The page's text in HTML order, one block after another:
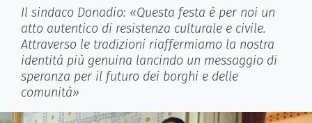
Il sindaco Donadio: «Questa festa è per noi un
atto autentico di resistenza culturale e civile.
Attraverso le tradizioni riaffermiamo la nostra
identità più genuina lancindo un messaggio di
speranza per il futuro dei borghi e delle
comunità»